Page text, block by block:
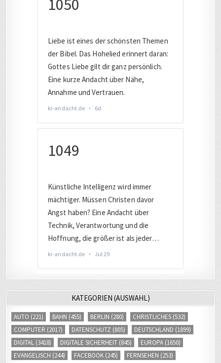
KATEGORIEN (AUSWAHL)
AUTO (221) BAHN (455) BERLIN (280) CHRISTLICHES (532)
COMPUTER (2017) DATENSCHUTZ (805) DEUTSCHLAND (1899)
DIGITAL (3418) DIGITALE SICHERHEIT (845) EUROPA (1650)
EVANGELISCH (244) FACEBOOK (245) FERNSEHEN (253)